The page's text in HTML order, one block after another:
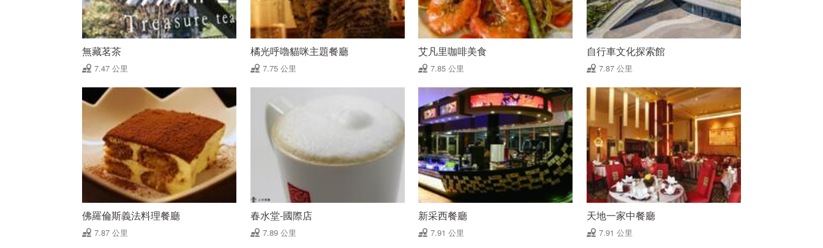
無藏茗茶
7.47 公里
橘光呼嚕貓咪主題餐廳
7.75 公里
艾凡里咖啡美食
7.85 公里
自行車文化探索館
7.87 公里
佛羅倫斯義法料理餐廳
7.87 公里
春水堂-國際店
7.89 公里
新采西餐廳
7.91 公里
天地一家中餐廳
7.91 公里